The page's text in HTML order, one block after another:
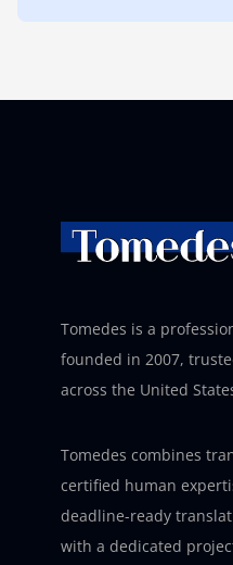
Tomedes is a
founded in 2007,
across the United
Tomedes combines
certified human
deadline-ready
with a dedicated